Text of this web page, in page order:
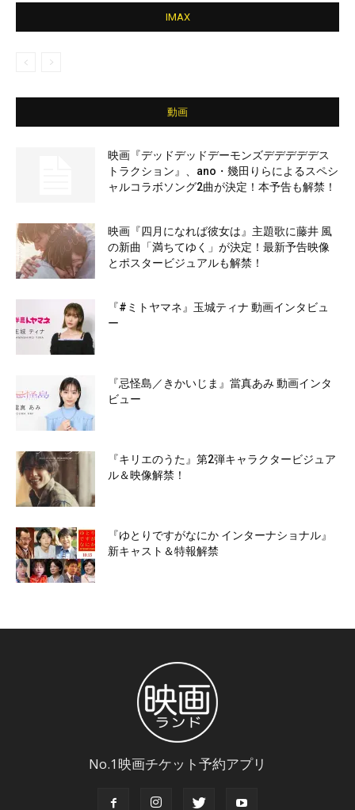
IMAX
動画
映画『デッドデッドデーモンズデデデデデス
トラクション』、ano・幾田りらによるスペシ
ャルコラボソング2曲が決定！本予告も解禁！
映画『四月になれば彼女は』主題歌に藤井 風
の新曲「満ちてゆく」が決定！最新予告映像
とポスタービジュアルも解禁！
『#ミトヤマネ』玉城ティナ 動画インタビュ
ー
『忌怪島／きかいじま』當真あみ 動画インタ
ビュー
『キリエのうた』第2弾キャラクタービジュア
ル＆映像解禁！
『ゆとりですがなにか インターナショナル』
新キャスト＆特報解禁
No.1映画チケット予約アプリ